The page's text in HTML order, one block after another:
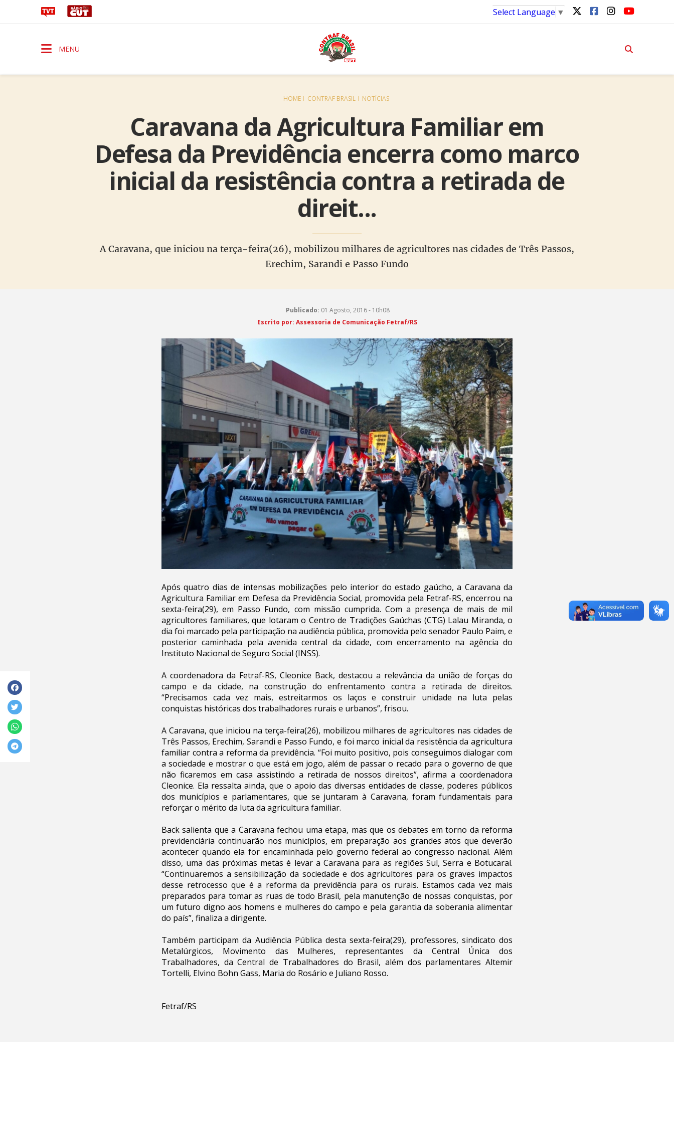
Select Language ▼
MENU
HOME CONTRAF BRASIL NOTÍCIAS
Caravana da Agricultura Familiar em
Defesa da Previdência encerra como marco
inicial da resistência contra a retirada de
direit...
A Caravana, que iniciou na terça-feira(26), mobilizou milhares de agricultores nas cidades de Três Passos,
Erechim, Sarandi e Passo Fundo
Publicado: 01 Agosto, 2016 - 10h08
Escrito por: Assessoria de Comunicação Fetraf/RS
Após quatro dias de intensas mobilizações pelo interior do estado gaúcho, a Caravana da
Agricultura Familiar em Defesa da Previdência Social, promovida pela Fetraf-RS, encerrou na
sexta-feira(29), em Passo Fundo, com missão cumprida. Com a presença de mais de mil
agricultores familiares, que lotaram o Centro de Tradições Gaúchas (CTG) Lalau Miranda, o
dia foi marcado pela participação na audiência pública, promovida pelo senador Paulo Paim, e
posterior caminhada pela avenida central da cidade, com encerramento na agência do
Instituto Nacional de Seguro Social (INSS).
A coordenadora da Fetraf-RS, Cleonice Back, destacou a relevância da união de forças do
campo e da cidade, na construção do enfrentamento contra a retirada de direitos.
“Precisamos cada vez mais, estreitarmos os laços e construir unidade na luta pelas
conquistas históricas dos trabalhadores rurais e urbanos”, frisou.
A Caravana, que iniciou na terça-feira(26), mobilizou milhares de agricultores nas cidades de
Três Passos, Erechim, Sarandi e Passo Fundo, e foi marco inicial da resistência da agricultura
familiar contra a reforma da previdência. “Foi muito positivo, pois conseguimos dialogar com
a sociedade e mostrar o que está em jogo, além de passar o recado para o governo de que
não ficaremos em casa assistindo a retirada de nossos direitos”, afirma a coordenadora
Cleonice. Ela ressalta ainda, que o apoio das diversas entidades de classe, poderes públicos
dos municípios e parlamentares, que se juntaram à Caravana, foram fundamentais para
reforçar o mérito da luta da agricultura familiar.
Back salienta que a Caravana fechou uma etapa, mas que os debates em torno da reforma
previdenciária continuarão nos municípios, em preparação aos grandes atos que deverão
acontecer quando ela for encaminhada pelo governo federal ao congresso nacional. Além
disso, uma das próximas metas é levar a Caravana para as regiões Sul, Serra e Botucaraí.
“Continuaremos a sensibilização da sociedade e dos agricultores para os graves impactos
desse retrocesso que é a reforma da previdência para os rurais. Estamos cada vez mais
preparados para tomar as ruas de todo Brasil, pela manutenção de nossas conquistas, por
um futuro digno aos homens e mulheres do campo e pela garantia da soberania alimentar
do país”, finaliza a dirigente.
Também participam da Audiência Pública desta sexta-feira(29), professores, sindicato dos
Metalúrgicos, Movimento das Mulheres, representantes da Central Única dos
Trabalhadores, da Central de Trabalhadores do Brasil, além dos parlamentares Altemir
Tortelli, Elvino Bohn Gass, Maria do Rosário e Juliano Rosso.
Fetraf/RS